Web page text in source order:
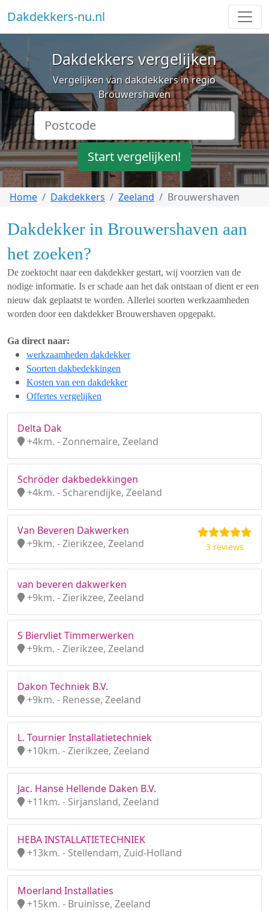
Dakdekkers-nu.nl
Dakdekkers vergelijken
Vergelijken van dakdekkers in regio
Brouwershaven
Start vergelijken!
Home Dakdekkers Zeeland Brouwershaven
Dakdekker in Brouwershaven aan
het zoeken?
De zoektocht naar een dakdekker gestart, wij voorzien van de
nodige informatie. Is er schade aan het dak ontstaan of dient er een
nieuw dak geplaatst te worden. Allerlei soorten werkzaamheden
worden door een dakdekker Brouwershaven opgepakt.
Ga direct naar:
werkzaamheden dakdekker
Soorten dakbedekkingen
Kosten van een dakdekker
Offertes vergelijken
Delta Dak
+4km. - Zonnemaire, Zeeland
Schröder dakbedekkingen
+4km. - Scharendijke, Zeeland
Van Beveren Dakwerken
+9km. - Zierikzee, Zeeland
3 reviews
van beveren dakwerken
+9km. - Zierikzee, Zeeland
S Biervliet Timmerwerken
+9km. - Zierikzee, Zeeland
Dakon Techniek B.V.
+9km. - Renesse, Zeeland
L. Tournier Installatietechniek
+10km. - Zierikzee, Zeeland
Jac. Hanse Hellende Daken B.V.
+11km. - Sirjansland, Zeeland
HEBA INSTALLATIETECHNIEK
+13km. - Stellendam, Zuid-Holland
Moerland Installaties
+15km. - Bruinisse, Zeeland